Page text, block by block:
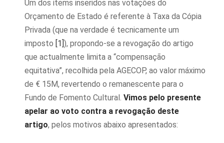
Um dos items inseridos nas votações do
Orçamento de Estado é referente à Taxa da Cópia
Privada (que na verdade é tecnicamente um
imposto [1]), propondo-se a revogação do artigo
que actualmente limita a “compensação
equitativa”, recolhida pela AGECOP, ao valor máximo
de € 15M, revertendo o remanescente para o
Fundo de Fomento Cultural. Vimos pelo presente
apelar ao voto contra a revogação deste
artigo, pelos motivos abaixo apresentados: